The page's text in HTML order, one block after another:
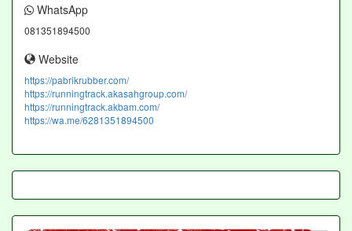
WhatsApp
081351894500
Website
https://pabrikrubber.com/
https://runningtrack.akasahgroup.com/
https://runningtrack.akbam.com/
https://wa.me/6281351894500